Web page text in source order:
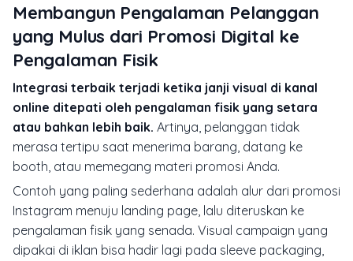
Membangun Pengalaman Pelanggan
yang Mulus dari Promosi Digital ke
Pengalaman Fisik
Integrasi terbaik terjadi ketika janji visual di kanal
online ditepati oleh pengalaman fisik yang setara
atau bahkan lebih baik. Artinya, pelanggan tidak
merasa tertipu saat menerima barang, datang ke
booth, atau memegang materi promosi Anda.
Contoh yang paling sederhana adalah alur dari promosi
Instagram menuju landing page, lalu diteruskan ke
pengalaman fisik yang senada. Visual campaign yang
dipakai di iklan bisa hadir lagi pada sleeve packaging,